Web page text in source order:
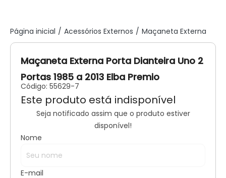
Página inicial Acessórios Externos Maçaneta Externa
Maçaneta Externa Porta Dianteira Uno 2
Portas 1985 a 2013 Elba Premio
Código: 55629-7
Este produto está indisponível
Seja notificado assim que o produto estiver
disponível!
Nome
E-mail